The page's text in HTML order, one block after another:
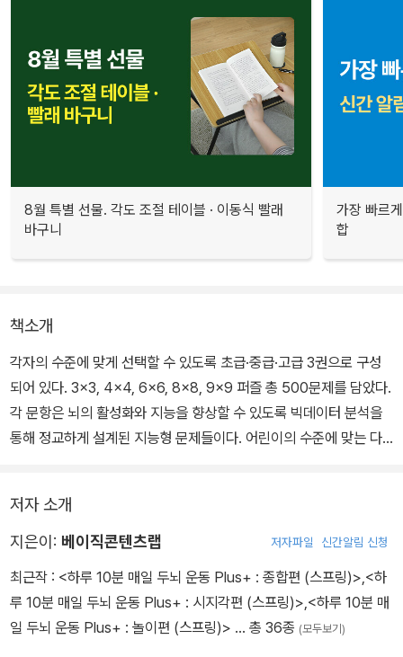
8월 특별 선물. 각도 조절 테이블 · 이동식 빨래
바구니
가장 빠르
합
책소개
각자의 수준에 맞게 선택할 수 있도록 초급·중급·고급 3권으로 구성
되어 있다. 3×3, 4×4, 6×6, 8×8, 9×9 퍼즐 총 500문제를 담았다.
각 문항은 뇌의 활성화와 지능을 향상할 수 있도록 빅데이터 분석을
통해 정교하게 설계된 지능형 문제들이다. 어린이의 수준에 맞는 다
저자 소개
지은이: 베이직콘텐츠랩 저자파일 신간알림 신청
최근작 : <하루 10분 매일 두뇌 운동 Plus+ : 종합편 (스프링)>,<하
루 10분 매일 두뇌 운동 Plus+ : 시지각편 (스프링)>,<하루 10분 매
일 두뇌 운동 Plus+ : 놀이편 (스프링)> … 총 36종 (모두보기)